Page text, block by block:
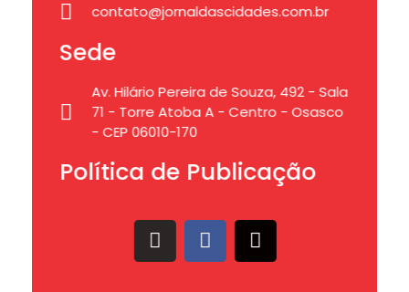
contato@jornaldascidades.com.br
Sede
Av. Hilário Pereira de Souza, 492 - Sala
71 - Torre Atoba A - Centro - Osasco
- CEP 06010-170
Política de Publicação